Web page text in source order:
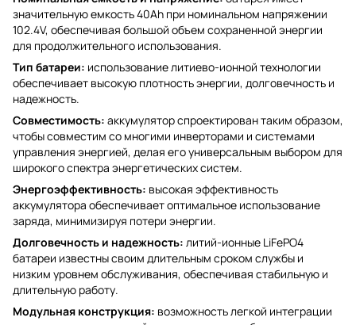
значительную емкость 40Ah при номинальном напряжении
102.4V, обеспечивая большой объем сохраненной энергии
для продолжительного использования.
Тип батареи: использование литиево-ионной технологии
обеспечивает высокую плотность энергии, долговечность и
надежность.
Совместимость: аккумулятор спроектирован таким образом,
чтобы совместим со многими инверторами и системами
управления энергией, делая его универсальным выбором для
широкого спектра энергетических систем.
Энергоэффективность: высокая эффективность
аккумулятора обеспечивает оптимальное использование
заряда, минимизируя потери энергии.
Долговечность и надежность: литий-ионные LiFePO4
батареи известны своим длительным сроком службы и
низким уровнем обслуживания, обеспечивая стабильную и
длительную работу.
Модульная конструкция: возможность легкой интеграции